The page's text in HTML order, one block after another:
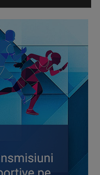
privatizare parțială a